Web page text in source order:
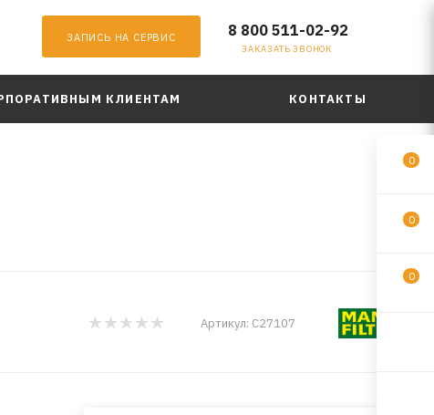
ЗАПИСЬ НА СЕРВИС 8 800 511-02-92
ЗАКАЗАТЬ ЗВОНОК
КЛИЕНТАМ КОНТАКТЫ
Артикул: C27107
0
0
0